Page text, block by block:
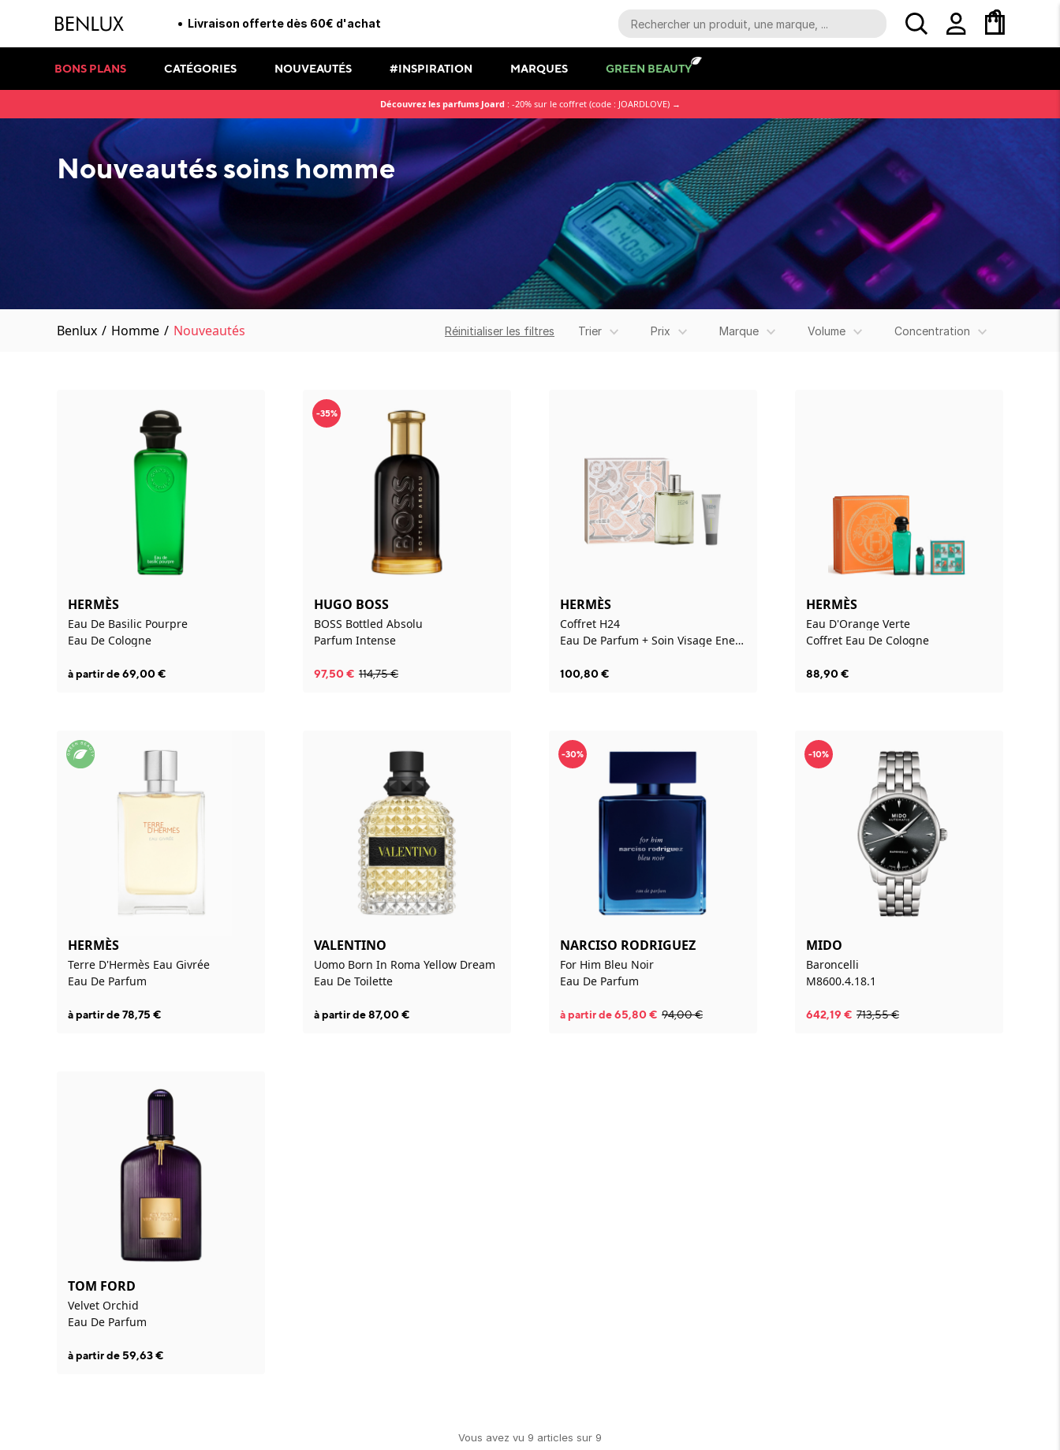
Livraison offerte dès 60€ d'achat
BONS PLANS CATÉGORIES NOUVEAUTÉS #INSPIRATION MARQUES GREEN BEAUTY
Découvrez les parfums Joard : -20% sur le coffret (code : JOARDLOVE) →
Nouveautés soins homme
Benlux / Homme / Nouveautés Réinitialiser les filtres Trier Prix Marque Volume Concentration
HERMÈS
Eau De Basilic Pourpre
Eau De Cologne
à partir de69,00€
-35%
HUGO BOSS
BOSS Bottled Absolu
Parfum Intense
97,50€ 114,75€
HERMÈS
Coffret H24
Eau De Parfum + Soin Visage Energisant Hydratant
100,80€
HERMÈS
Eau D'Orange Verte
Coffret Eau De Cologne
88,90€
HERMÈS
Terre D'Hermès Eau Givrée
Eau De Parfum
à partir de78,75 €
VALENTINO
Uomo Born In Roma Yellow Dream
Eau De Toilette
à partir de87,00€
-30%
NARCISO RODRIGUEZ
For Him Bleu Noir
Eau De Parfum
à partir de65,80€ 94,00€
-10%
MIDO
Baroncelli
M8600.4.18.1
642,19 € 713,55€
TOM FORD
Velvet Orchid
Eau De Parfum
à partir de 59,63€
Vous avez vu 9 articles sur 9